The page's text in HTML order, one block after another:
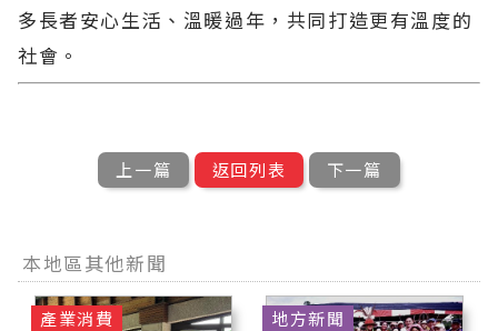
多長者安心生活、溫暖過年，共同打造更有溫度的
社會。
上一篇 返回列表 下一篇
本地區其他新聞
產業消費 地方新聞